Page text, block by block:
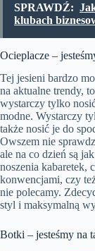
SPRAWDŹ:
klubach
Ocieplacze –
Tej jesieni bardzo
na aktualne trendy,
wystarczy tylko
modne. Wystarczy
także nosić je do
Owszem nie
ale na co dzień są
noszenia kabaretek,
konwencjami, czy
nie polecamy.
styl i maksymalną
Botki – jesteśmy na